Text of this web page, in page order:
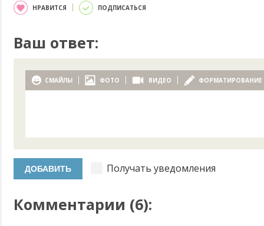
НРАВИТСЯ ПОДПИСАТЬСЯ
Ваш ответ:
СМАЙЛЫ ФОТО ВИДЕО ФОРМАТИРОВАНИЕ
Получать уведомления
Комментарии (6):